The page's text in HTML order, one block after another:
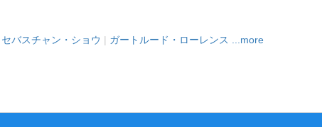
セバスチャン・ショウ | ガートルード・ローレンス ...more